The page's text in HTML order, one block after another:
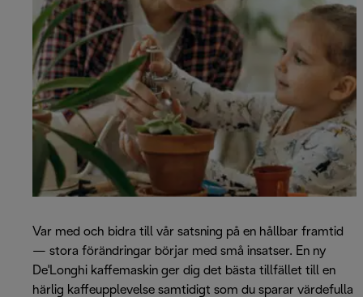
Var med och bidra till vår satsning på en hållbar framtid
— stora förändringar börjar med små insatser. En ny
De'Longhi kaffemaskin ger dig det bästa tillfället till en
härlig kaffeupplevelse samtidigt som du sparar värdefulla